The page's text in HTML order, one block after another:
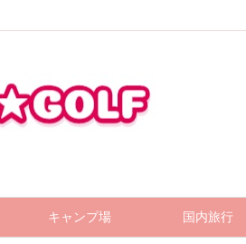
キャンプ場 国内旅行